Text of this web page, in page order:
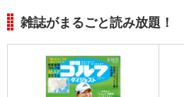
雑誌がまるごと読み放題！